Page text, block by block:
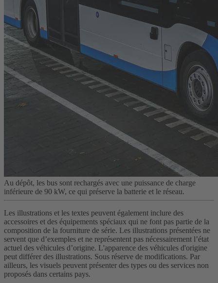
Au dépôt, les bus sont rechargés avec une puissance de charge
inférieure de 90 kW, ce qui préserve la batterie et le réseau.
Les illustrations et les textes peuvent également inclure des
accessoires et des équipements spéciaux qui ne font pas partie de la
composition de la fourniture de série. Les illustrations présentées ne
servent que d’exemples et ne représentent pas nécessairement l’état
actuel des véhicules d’origine. L'apparence des véhicules d'origine
peut différer des illustrations. Sous réserve de modifications. Par
ailleurs, les visuels peuvent présenter des types ou des services non
proposés dans certains pays.